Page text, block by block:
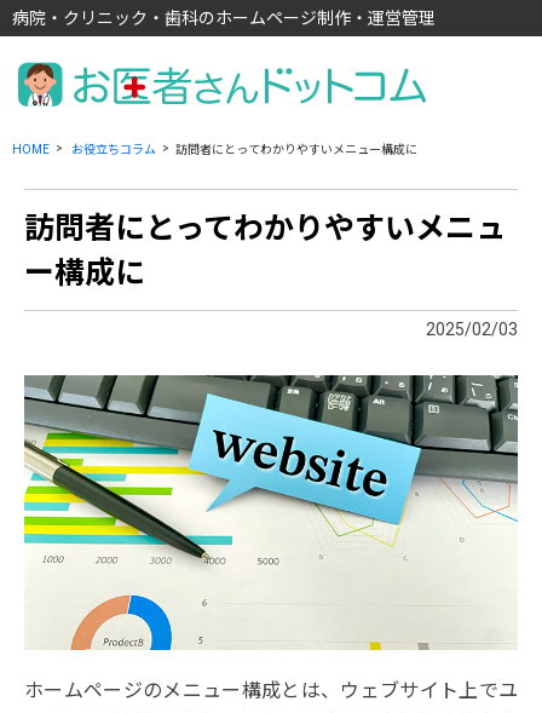
病院・クリニック・歯科のホームページ制作・運営管理
HOME お役立ちコラム 訪問者にとってわかりやすいメニュー構成に
訪問者にとってわかりやすいメニュ
ー構成に
2025/02/03
ホームページのメニュー構成とは、ウェブサイト上でユ